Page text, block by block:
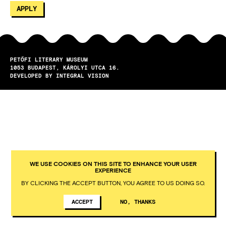
PETŐFI LITERARY MUSEUM
1053
BUDAPEST
KÁROLYI UTCA 16.
DEVELOPED BY INTEGRAL VISION
WE USE COOKIES ON THIS SITE TO ENHANCE YOUR USER
EXPERIENCE
BY CLICKING THE ACCEPT BUTTON, YOU AGREE TO US DOING SO.
ACCEPT NO, THANKS